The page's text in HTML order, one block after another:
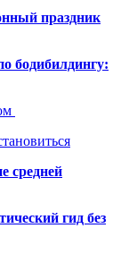
праздник
бодибилдингу:
средней
гид без